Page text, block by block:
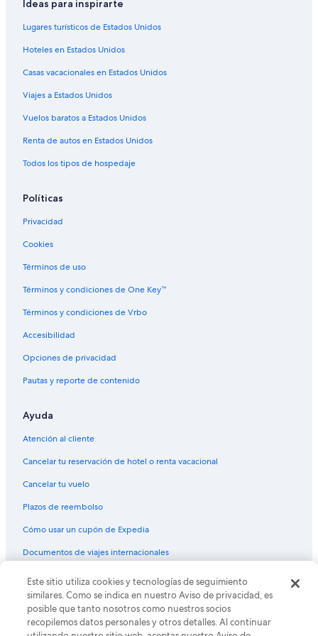
Hoteles históricos en Kralendijk
Hoteles en Kralendijk
Villas en Kralendijk
Ideas para inspirarte
Lugares turísticos de Estados Unidos
Hoteles en Estados Unidos
Casas vacacionales en Estados Unidos
Viajes a Estados Unidos
Vuelos baratos a Estados Unidos
Renta de autos en Estados Unidos
Todos los tipos de hospedaje
Políticas
Privacidad
Cookies
Términos de uso
Términos y condiciones de One Key™
Términos y condiciones de Vrbo
Accesibilidad
Opciones de privacidad
Pautas y reporte de contenido
Ayuda
Atención al cliente
Cancelar tu reservación de hotel o renta vacacional
Cancelar tu vuelo
Plazos de reembolso
Cómo usar un cupón de Expedia
Documentos de viajes internacionales
© 2026 Expedia, Inc., una empresa de Expedia Group. Todos los
derechos reservados. Expedia y el logo de Expedia son marcas
registradas o marcas comerciales de Expedia, Inc. CST# 2029030-50.
Este sitio utiliza cookies y tecnologías de seguimiento
similares. Como se indica en nuestro Aviso de privacidad, es
posible que tanto nosotros como nuestros socios
recopilemos datos personales y otros detalles. Al continuar